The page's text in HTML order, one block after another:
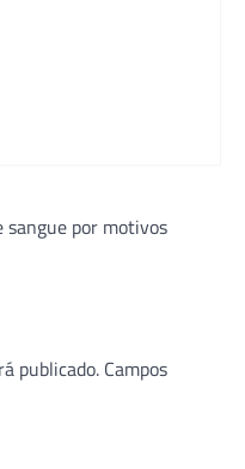
sangue por motivos
publicado. Campos